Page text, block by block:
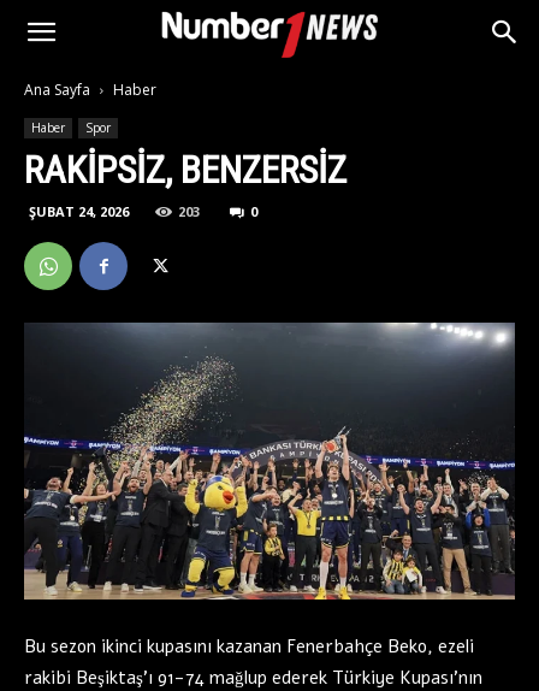
Ana Sayfa Haber
Haber Spor
RAKIPSIZ, BENZERSIZ
ŞUBAT 24, 2026 203 0
Bu sezon ikinci kupasını kazanan Fenerbahçe Beko, ezeli
rakibi Beşiktaş’ı 91-74 mağlup ederek Türkiye Kupası’nın